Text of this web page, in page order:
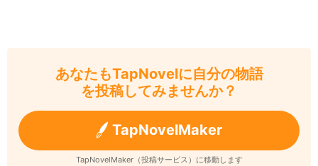
あなたもTapNovelに自分の物語
を投稿してみませんか？
TapNovelMaker
TapNovelMaker（投稿サービス）に移動します